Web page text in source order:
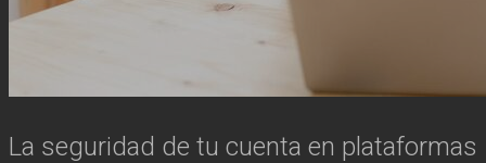
La seguridad de tu cuenta en plataformas